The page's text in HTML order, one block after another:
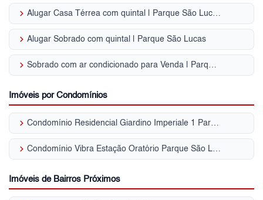
keyboard_arrow_right Alugar Casa Térrea com quintal | Parque São Lucas
keyboard_arrow_right Alugar Sobrado com quintal | Parque São Lucas
keyboard_arrow_right Sobrado com ar condicionado para Venda | Parque São Lucas
Imóveis por Condomínios
keyboard_arrow_right Condomínio Residencial Giardino Imperiale 1 Parque São Lucas
keyboard_arrow_right Condomínio Vibra Estação Oratório Parque São Lucas
Imóveis de Bairros Próximos